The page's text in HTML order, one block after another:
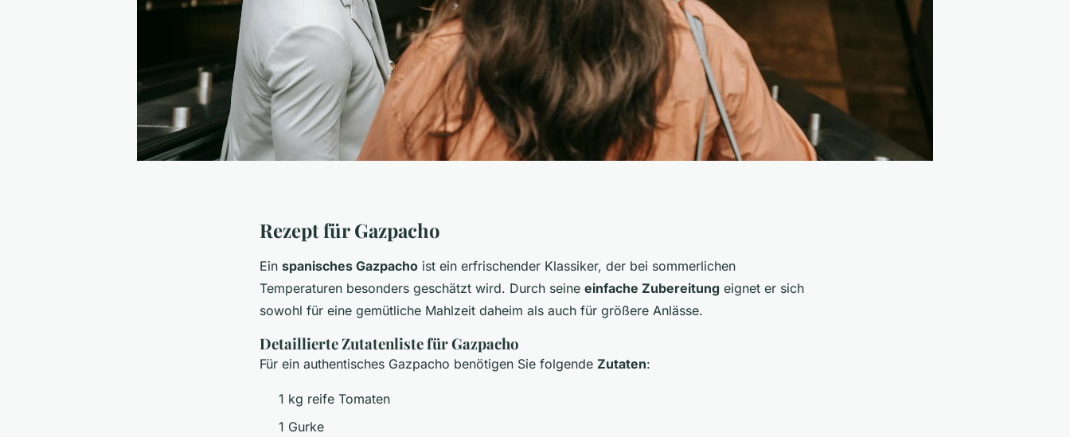
Rezept für Gazpacho
Ein spanisches Gazpacho ist ein erfrischender Klassiker, der bei sommerlichen
Temperaturen besonders geschätzt wird. Durch seine einfache Zubereitung eignet er sich
sowohl für eine gemütliche Mahlzeit daheim als auch für größere Anlässe.
Detaillierte Zutatenliste für Gazpacho
Für ein authentisches Gazpacho benötigen Sie folgende Zutaten:
1 kg reife Tomaten
1 Gurke